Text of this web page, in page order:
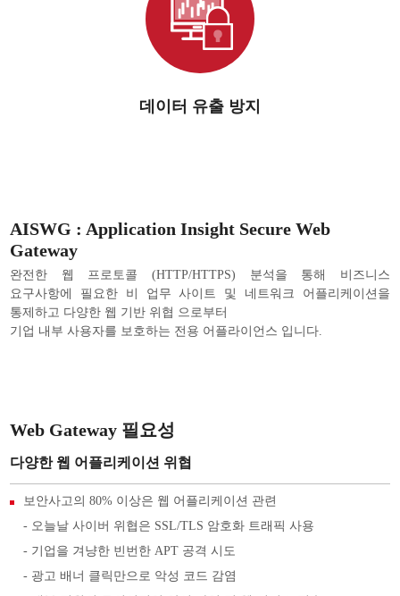
데이터 유출 방지
AISWG : Application Insight Secure Web
Gateway
완전한 웹 프로토콜 (HTTP/HTTPS) 분석을 통해 비즈니스
요구사항에 필요한 비 업무 사이트 및 네트워크 어플리케이션을
통제하고 다양한 웹 기반 위협 으로부터
기업 내부 사용자를 보호하는 전용 어플라이언스 입니다.
Web Gateway 필요성
다양한 웹 어플리케이션 위협
보안사고의 80% 이상은 웹 어플리케이션 관련
- 오늘날 사이버 위협은 SSL/TLS 암호화 트래픽 사용
- 기업을 겨냥한 빈번한 APT 공격 시도
- 광고 배너 클릭만으로 악성 코드 감염